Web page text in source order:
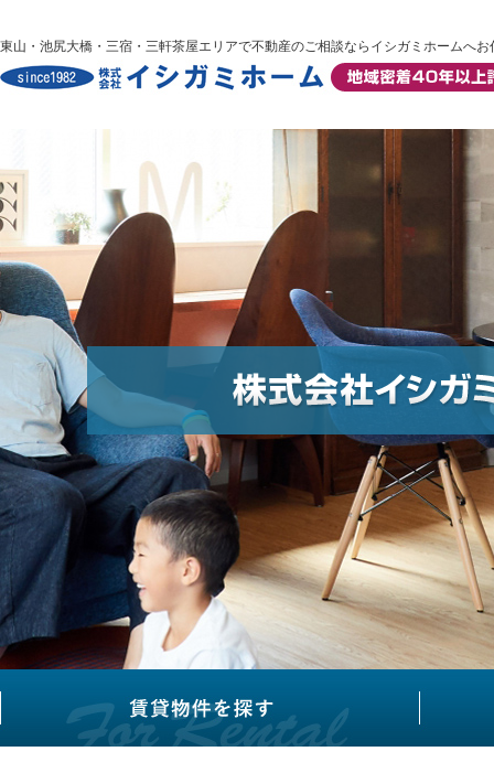
東山・池尻大橋・三宿・三軒茶屋エリアで不動産のご相談ならイシガミホームへお